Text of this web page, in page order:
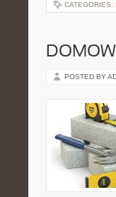
CATEGORIES:
POSTED BY